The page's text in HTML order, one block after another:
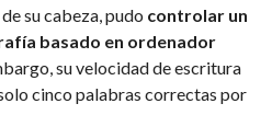
su cabeza, pudo controlar un
basado en ordenador
su velocidad de escritura
cinco palabras correctas por